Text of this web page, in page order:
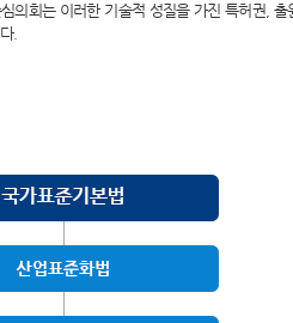
의회는 이러한 기술적 성질을 가진 특허권,
.